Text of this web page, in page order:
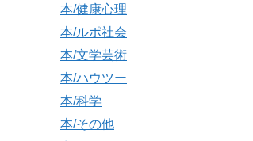
本/健康心理
本/ルポ社会
本/文学芸術
本/ハウツー
本/科学
本/その他